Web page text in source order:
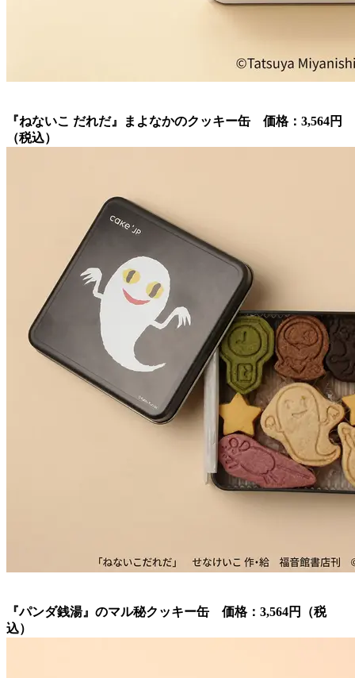
『ねないこ だれだ』まよなかのクッキー缶 価格：3,564円
（税込）
『パンダ銭湯』のマル秘クッキー缶 価格：3,564円（税
込）